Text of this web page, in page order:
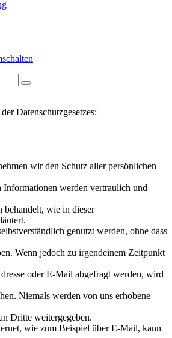
Datenschutzgesetzes:
wir den Schutz aller persönlichen
Informationen werden vertraulich und
behandelt, wie in dieser
genutzt werden, ohne dass
Wenn jedoch zu irgendeinem Zeitpunkt
oder E-Mail abgefragt werden, wird
Niemals werden von uns erhobene
Dritte weitergegeben.
wie zum Beispiel über E-Mail, kann